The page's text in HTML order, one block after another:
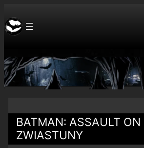
BATMAN: ASSAULT
ZWIASTUNY